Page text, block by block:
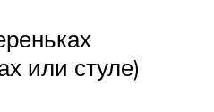
или стуле)